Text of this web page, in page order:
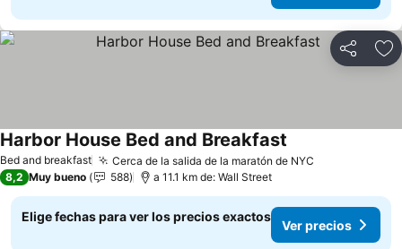
Compartir
Bed and breakfast Cerca de la salida de la maratón de NYC
Harbor House Bed and Breakfast
8,2 Muy bueno 588 a 11.1 km de: Wall Street
Elige fechas para ver los precios exactos
Ver precios